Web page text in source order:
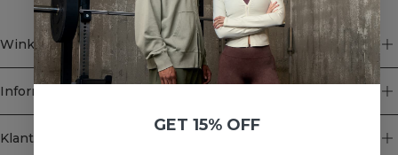
Winkel
Informatie
Klantenservice
GET 15% OFF